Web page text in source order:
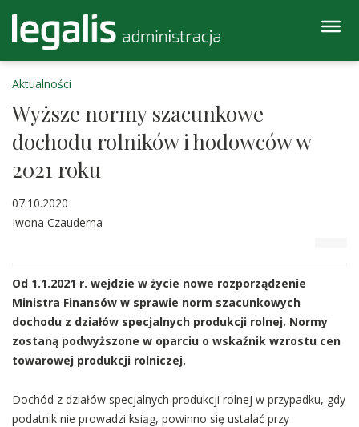
Aktualności
Wyższe normy szacunkowe
dochodu rolników i hodowców w
2021 roku
07.10.2020
Iwona Czauderna
Od 1.1.2021 r. wejdzie w życie nowe rozporządzenie
Ministra Finansów w sprawie norm szacunkowych
dochodu z działów specjalnych produkcji rolnej. Normy
zostaną podwyższone w oparciu o wskaźnik wzrostu cen
towarowej produkcji rolniczej.
Dochód z działów specjalnych produkcji rolnej w przypadku, gdy
podatnik nie prowadzi ksiąg, powinno się ustalać przy